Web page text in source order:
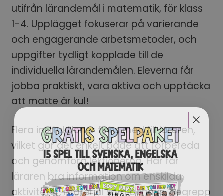
utifrån lärandemål i matematik, för klass
1-4. Upplägget fokuserar på varierande
och engagerande arbetsmetoder, och
uppgifter tydligt kopplade till de
individuella lärandemålen. Eleverna får
jobba praktiskt, vara aktiva och upptäcka
att matte är kul!
Flera instruktioner finns med till läraren,
vilket gör det enkelt både att förbereda
och genomföra lektionerna. Här får
läraren bra information om enskilda
aktiviteter, material som behövs, begrepp